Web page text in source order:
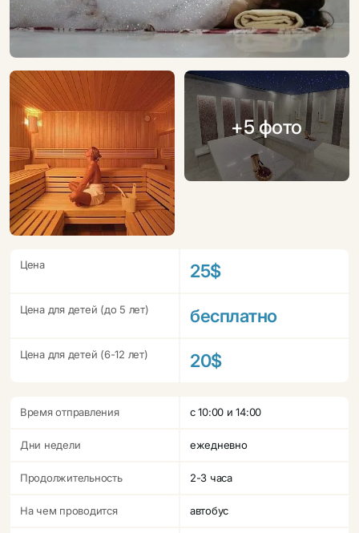
+5 фото
Время отправления с 10:00 и 14:00
Дни недели ежедневно
Продолжительность 2-3 часа
На чем проводится автобус
Цена 25$
Цена для детей (до 5 лет) бесплатно
Цена для детей (6-12 лет) 20$